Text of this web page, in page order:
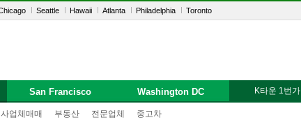
Seattle Hawaii Atlanta Philadelphia Toronto
사업체매매 부동산 전문업체 중고차
San Francisco Washington DC K타운 1번가